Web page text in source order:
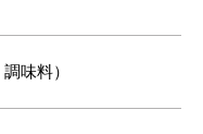
味料）